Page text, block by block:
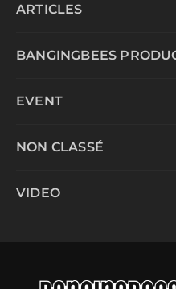
ARTICLES
BANGINGBEES
EVENT
NON CLASSÉ
VIDEO